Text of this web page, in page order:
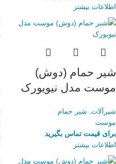
اطلاعات بیشتر
شیر حمام (دوش)
موست مدل نیویورک
شیرآلات
شیر حمام
موست
برای قیمت تماس بگیرید
اطلاعات بیشتر